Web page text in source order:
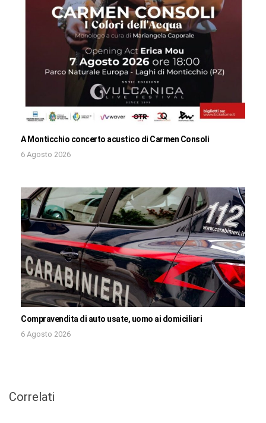
A Monticchio concerto acustico di Carmen Consoli
6 Agosto 2026
Compravendita di auto usate, uomo ai domiciliari
6 Agosto 2026
Correlati